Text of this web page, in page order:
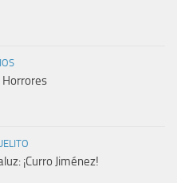
Horrores
¡Curro Jiménez!